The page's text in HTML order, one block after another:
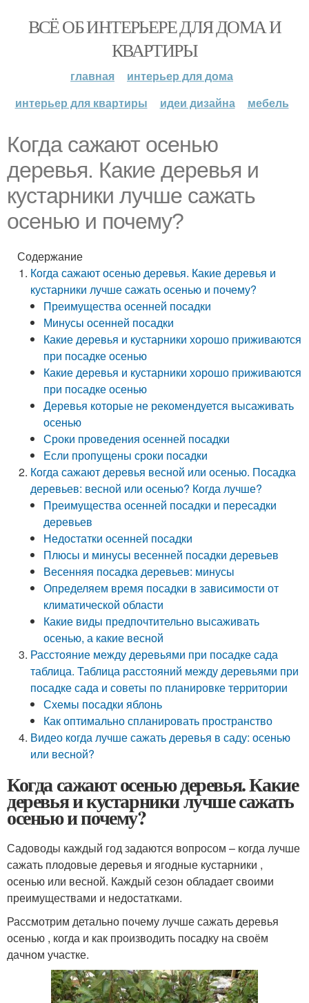
ВСЁ ОБ ИНТЕРЬЕРЕ ДЛЯ ДОМА И
КВАРТИРЫ
главная
интерьер для дома
интерьер для квартиры
идеи дизайна мебель
Когда сажают осенью
деревья. Какие деревья и
кустарники лучше сажать
осенью и почему?
Содержание
Когда сажают осенью деревья. Какие деревья и
кустарники лучше сажать осенью и почему?
Преимущества осенней посадки
Минусы осенней посадки
Какие деревья и кустарники хорошо приживаются
при посадке осенью
Какие деревья и кустарники хорошо приживаются
при посадке осенью
Деревья которые не рекомендуется высаживать
осенью
Сроки проведения осенней посадки
Если пропущены сроки посадки
Когда сажают деревья весной или осенью. Посадка
деревьев: весной или осенью? Когда лучше?
Преимущества осенней посадки и пересадки
деревьев
Недостатки осенней посадки
Плюсы и минусы весенней посадки деревьев
Весенняя посадка деревьев: минусы
Определяем время посадки в зависимости от
климатической области
Какие виды предпочтительно высаживать
осенью, а какие весной
Расстояние между деревьями при посадке сада
таблица. Таблица расстояний между деревьями при
посадке сада и советы по планировке территории
Схемы посадки яблонь
Как оптимально спланировать пространство
Видео когда лучше сажать деревья в саду: осенью
или весной?
Когда сажают осенью деревья. Какие
деревья и кустарники лучше сажать
осенью и почему?
Садоводы каждый год задаются вопросом – когда лучше
сажать плодовые деревья и ягодные кустарники ,
осенью или весной. Каждый сезон обладает своими
преимуществами и недостатками.
Рассмотрим детально почему лучше сажать деревья
осенью , когда и как производить посадку на своём
дачном участке.